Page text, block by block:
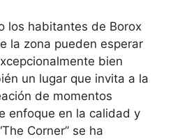
los habitantes de Borox
la zona pueden esperar
bien
un lugar que invita a la
de momentos
enfoque en la calidad y
Corner” se ha